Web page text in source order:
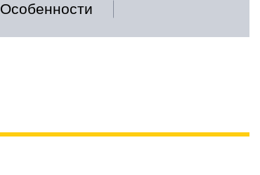
Особенности